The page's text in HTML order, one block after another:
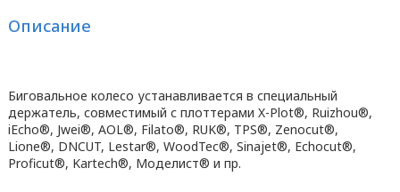
Описание
Биговальное колесо устанавливается в специальный
держатель, совместимый с плоттерами X-Plot®️, Ruizhou®️,
iEcho®️, Jwei®️, AOL®️, Filato®️, RUK®️, TPS®️, Zenocut®️,
Lione®️, DNCUT, Lestar®️, WoodTec®️, Sinajet®️, Echocut®️,
Proficut®️, Kartech®️, Моделист®️ и пр.